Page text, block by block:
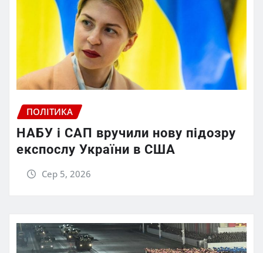
ПОЛІТИКА
НАБУ і САП вручили нову підозру
експослу України в США
Сер 5, 2026